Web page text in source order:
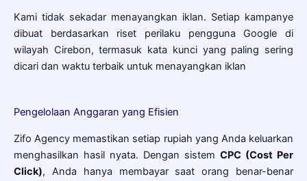
Kami tidak sekadar menayangkan iklan. Setiap kampanye
dibuat berdasarkan riset perilaku pengguna Google di
wilayah Cirebon, termasuk kata kunci yang paling sering
dicari dan waktu terbaik untuk menayangkan iklan
Pengelolaan Anggaran yang Efisien
Zifo Agency memastikan setiap rupiah yang Anda keluarkan
menghasilkan hasil nyata. Dengan sistem CPC (Cost Per
Click), Anda hanya membayar saat orang benar-benar